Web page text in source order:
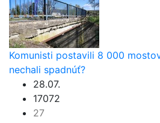
Komunisti postavili 8 000
nechali spadnúť?
28.07.
17072
27